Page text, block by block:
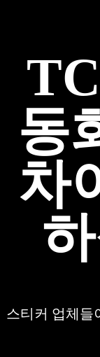
동
차
스티커 업체들